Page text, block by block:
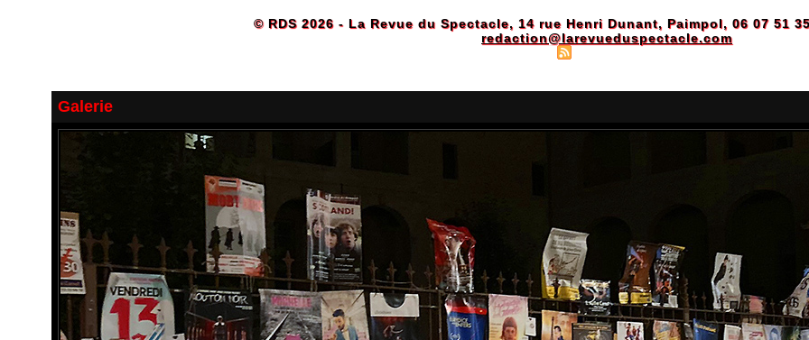
© RDS 2026 - La Revue du Spectacle, 14 rue Henri Dunant, Paimpol, 06 07 51
redaction@larevueduspectacle.com
Galerie